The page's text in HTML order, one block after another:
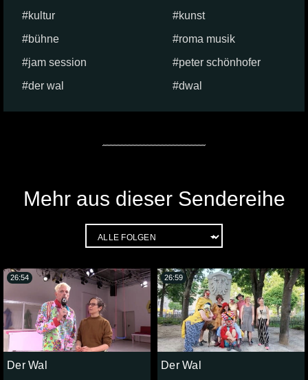
kultur
kunst
bühne
roma musik
jam session
peter schönhofer
der wal
dwal
Mehr aus dieser Sendereihe
Der Wal
26:54
Der Wal
26:59